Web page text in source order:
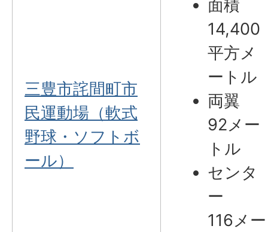
三豊市詫間町市
民運動場（軟式
野球・ソフトボ
ール）
面積
14,400
平方メ
ートル
両翼
92メー
トル
センタ
ー
116メー